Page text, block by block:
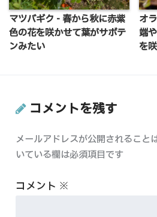
マツバギク - 春から秋に赤紫
色の花を咲かせて葉がサボテ
ンみたい
オ
端
を
コメントを残す
メールアドレスが公開されること
いている欄は必須項目です
コメント ※